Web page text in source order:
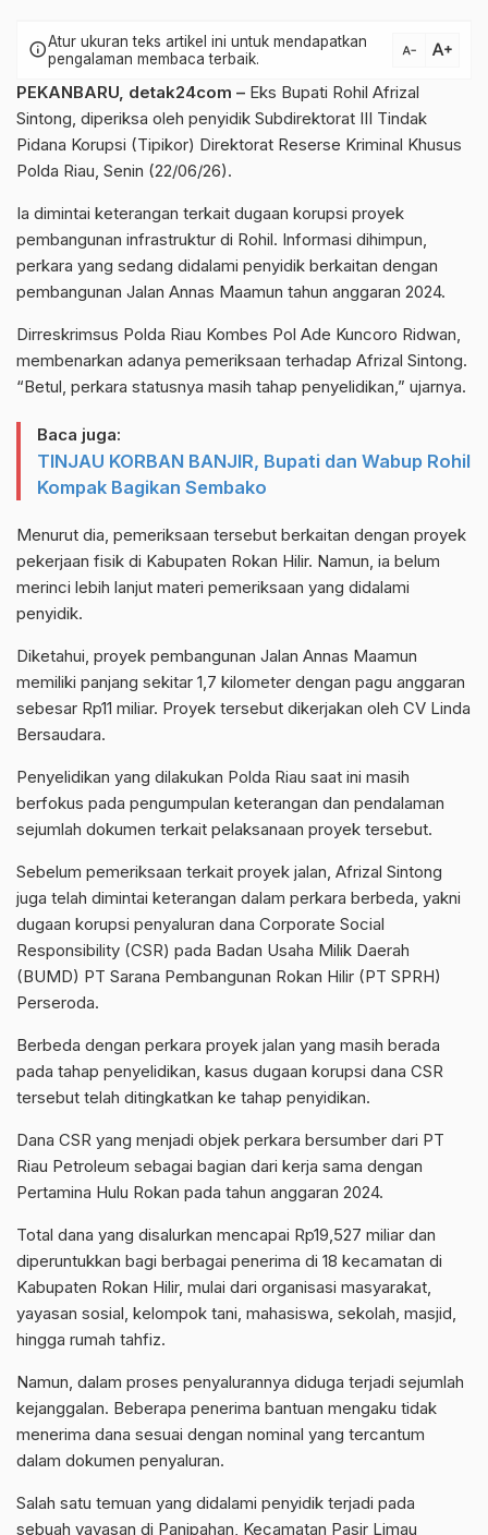
infoAtur ukuran teks artikel ini untuk mendapatkan
pengalaman membaca terbaik.
text_decrease text_increase
PEKANBARU, detak24com – Eks Bupati Rohil Afrizal
Sintong, diperiksa oleh penyidik Subdirektorat III Tindak
Pidana Korupsi (Tipikor) Direktorat Reserse Kriminal Khusus
Polda Riau, Senin (22/06/26).
Ia dimintai keterangan terkait dugaan korupsi proyek
pembangunan infrastruktur di Rohil. Informasi dihimpun,
perkara yang sedang didalami penyidik berkaitan dengan
pembangunan Jalan Annas Maamun tahun anggaran 2024.
Dirreskrimsus Polda Riau Kombes Pol Ade Kuncoro Ridwan,
membenarkan adanya pemeriksaan terhadap Afrizal Sintong.
“Betul, perkara statusnya masih tahap penyelidikan,” ujarnya.
Baca juga:
TINJAU KORBAN BANJIR, Bupati dan Wabup Rohil
Kompak Bagikan Sembako
Menurut dia, pemeriksaan tersebut berkaitan dengan proyek
pekerjaan fisik di Kabupaten Rokan Hilir. Namun, ia belum
merinci lebih lanjut materi pemeriksaan yang didalami
penyidik.
Diketahui, proyek pembangunan Jalan Annas Maamun
memiliki panjang sekitar 1,7 kilometer dengan pagu anggaran
sebesar Rp11 miliar. Proyek tersebut dikerjakan oleh CV Linda
Bersaudara.
Penyelidikan yang dilakukan Polda Riau saat ini masih
berfokus pada pengumpulan keterangan dan pendalaman
sejumlah dokumen terkait pelaksanaan proyek tersebut.
Sebelum pemeriksaan terkait proyek jalan, Afrizal Sintong
juga telah dimintai keterangan dalam perkara berbeda, yakni
dugaan korupsi penyaluran dana Corporate Social
Responsibility (CSR) pada Badan Usaha Milik Daerah
(BUMD) PT Sarana Pembangunan Rokan Hilir (PT SPRH)
Perseroda.
Berbeda dengan perkara proyek jalan yang masih berada
pada tahap penyelidikan, kasus dugaan korupsi dana CSR
tersebut telah ditingkatkan ke tahap penyidikan.
Dana CSR yang menjadi objek perkara bersumber dari PT
Riau Petroleum sebagai bagian dari kerja sama dengan
Pertamina Hulu Rokan pada tahun anggaran 2024.
Total dana yang disalurkan mencapai Rp19,527 miliar dan
diperuntukkan bagi berbagai penerima di 18 kecamatan di
Kabupaten Rokan Hilir, mulai dari organisasi masyarakat,
yayasan sosial, kelompok tani, mahasiswa, sekolah, masjid,
hingga rumah tahfiz.
Namun, dalam proses penyalurannya diduga terjadi sejumlah
kejanggalan. Beberapa penerima bantuan mengaku tidak
menerima dana sesuai dengan nominal yang tercantum
dalam dokumen penyaluran.
Salah satu temuan yang didalami penyidik terjadi pada
sebuah yayasan di Panipahan, Kecamatan Pasir Limau